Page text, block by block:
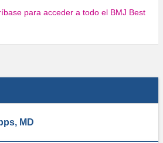
para acceder a todo el BMJ Best
MD